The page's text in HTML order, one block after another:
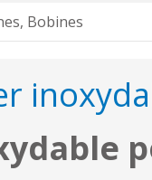
Bobines